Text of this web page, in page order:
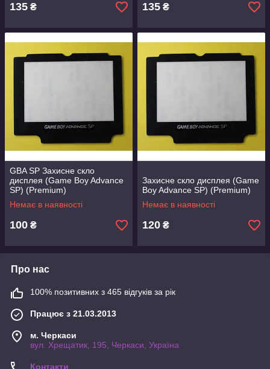
135 ₴ 135 ₴
GBA SP Захисне скло
дисплея (Game Boy Advance
SP) (Premium)
Немає в наявності
100 ₴
Захисне скло дисплея (Game
Boy Advance SP) (Premium)
Немає в наявності
120 ₴
Про нас
100% позитивних з 465 відгуків за рік
Працює з 21.03.2013
м. Черкаси
вул. Хрещатик, 195, Черкаси, Україна
Контакти